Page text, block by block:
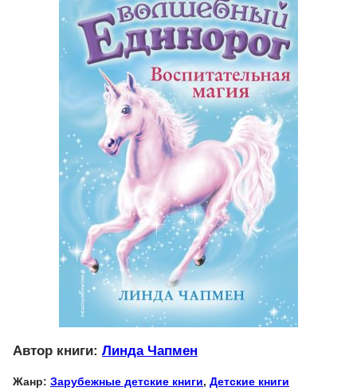
Автор книги: Линда Чапмен
Жанр: Зарубежные детские книги, Детские книги